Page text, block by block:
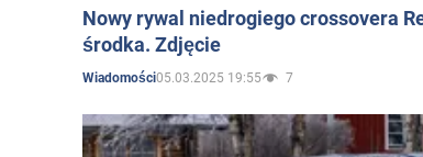
Nowy rywal niedrogiego crossovera
środka. Zdjęcie
Wiadomości05.03.2025 19:55 7